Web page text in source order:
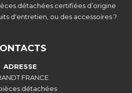
détachées certifiées d’origine
d'entretien, ou des accessoires ?
ADRESSE
FRANCE
détachées